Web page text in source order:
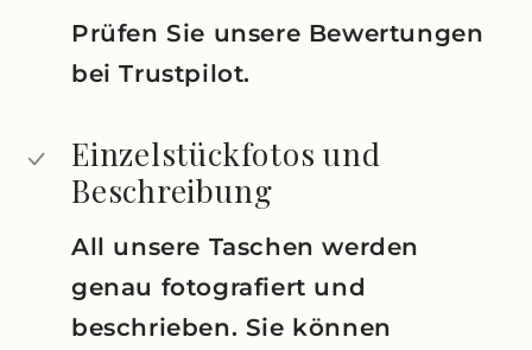
Prüfen Sie unsere Bewertungen
bei Trustpilot.
Einzelstückfotos und
Beschreibung
All unsere Taschen werden
genau fotografiert und
beschrieben. Sie können